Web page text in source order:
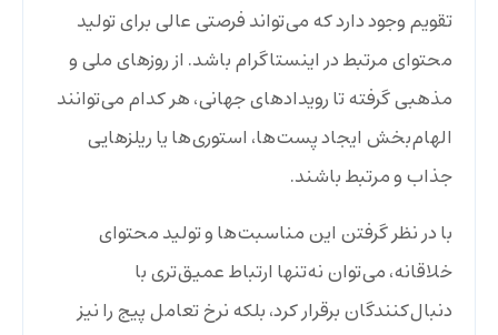
تقویم وجود دارد که می‌تواند فرصتی عالی برای تولید
محتوای مرتبط در اینستاگرام باشد. از روزهای ملی و
مذهبی گرفته تا رویدادهای جهانی، هر کدام می‌توانند
الهام‌بخش ایجاد پست‌ها، استوری‌ها یا ریلزهایی
جذاب و مرتبط باشند.
با در نظر گرفتن این مناسبت‌ها و تولید محتوای
خلاقانه، می‌توان نه‌تنها ارتباط عمیق‌تری با
دنبال‌کنندگان برقرار کرد، بلکه نرخ تعامل پیج را نیز